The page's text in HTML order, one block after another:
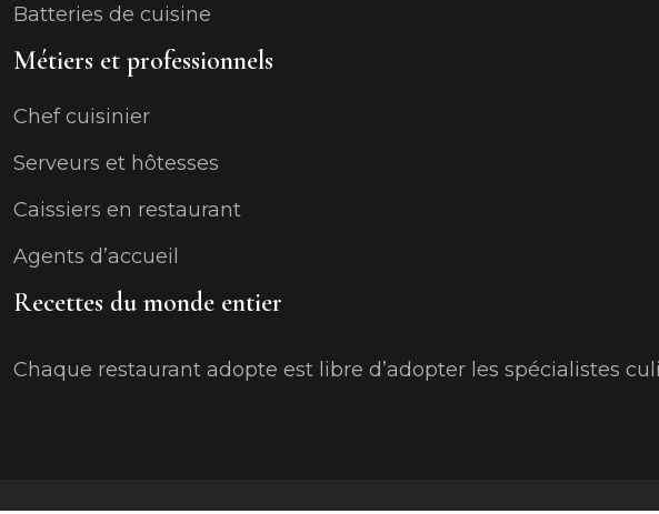
Batteries de cuisine
Métiers et professionnels
Chef cuisinier
Serveurs et hôtesses
Caissiers en restaurant
Agents d’accueil
Recettes du monde entier
Chaque restaurant adopte est libre d’adopter les spécialistes